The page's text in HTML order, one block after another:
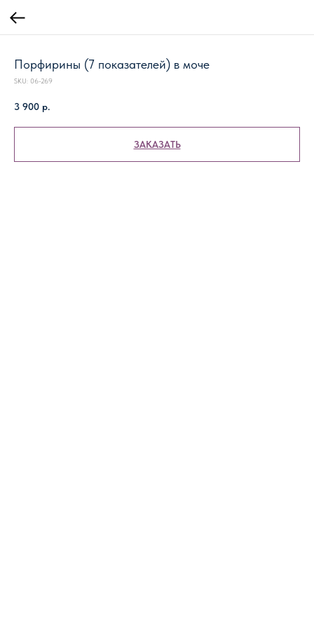
Порфирины (7 показателей) в моче
SKU: 06-269
3 900 р.
ЗАКАЗАТЬ